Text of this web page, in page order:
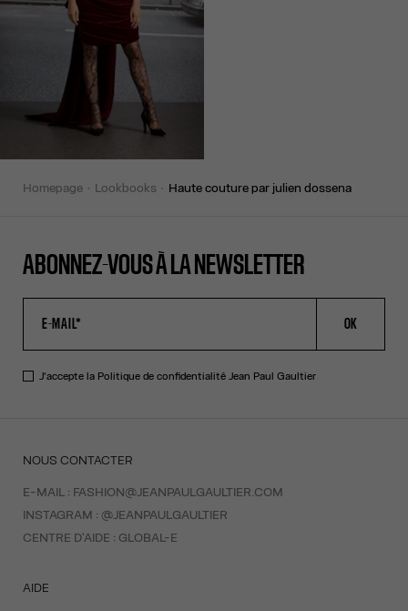
homepage lookbooks haute couture par julien dossena
ABONNEZ-VOUS À LA NEWSLETTER
OK
J'accepte la Politique de confidentialitéJean Paul Gaultier
NOUS CONTACTER
E-MAIL : FASHION@JEANPAULGAULTIER.COM
INSTAGRAM : @JEANPAULGAULTIER
CENTRE D'AIDE : GLOBAL-E
AIDE